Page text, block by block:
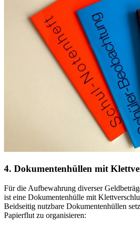
4. Dokumentenhüllen mit
Für die Aufbewahrung diverser
ist eine Dokumentenhülle mit
Beidseitig nutzbare Dokumentenhüllen
Papierflut zu organisieren: